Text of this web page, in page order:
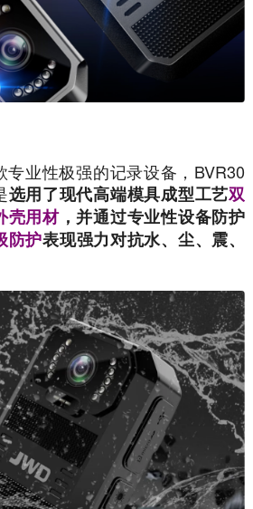
业性极强的记录设备，BVR30
选用了现代高端模具成型工艺双
壳用材，并通过专业性设备防护
防护表现强力对抗水、尘、震、